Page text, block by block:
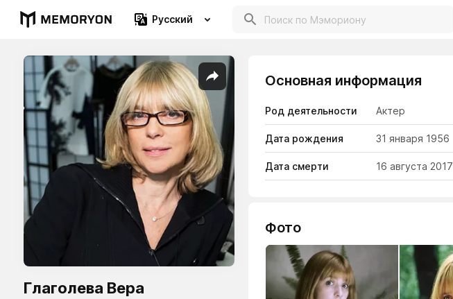
Русский
Глаголева Вера
Основная информация
Род деятельности Актер
Дата рождения 31 января 1956
Дата смерти 16 августа 2017
Фото